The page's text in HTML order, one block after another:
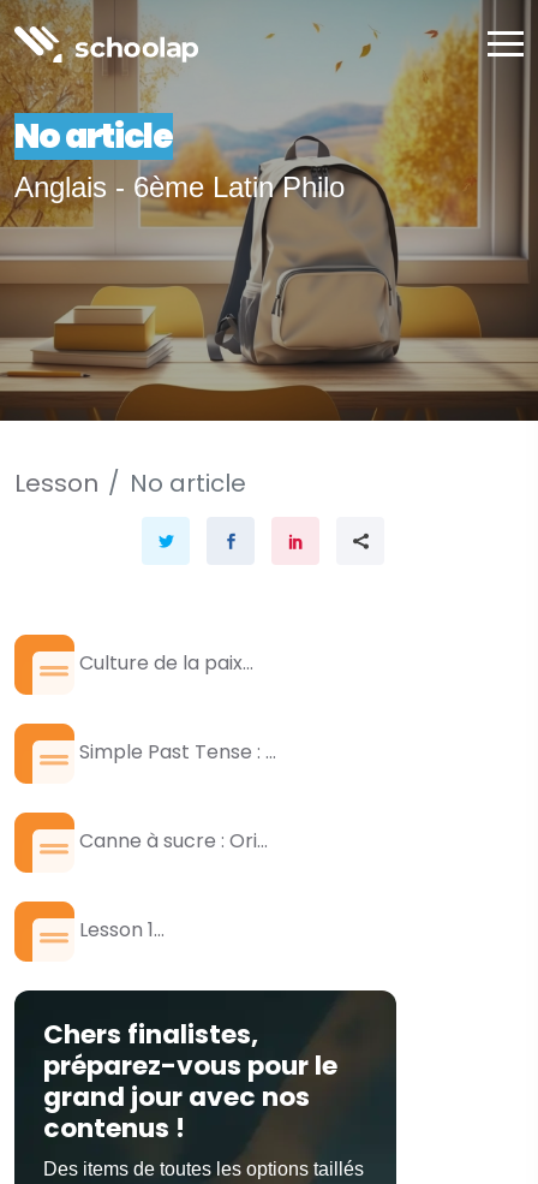
No article
Anglais - 6ème Latin Philo
Lesson No article
Culture de la paix...
Simple Past Tense : ...
Canne à sucre : Ori...
Lesson 1...
Chers finalistes,
préparez-vous pour le
grand jour avec nos
contenus !
Des items de toutes les options taillés